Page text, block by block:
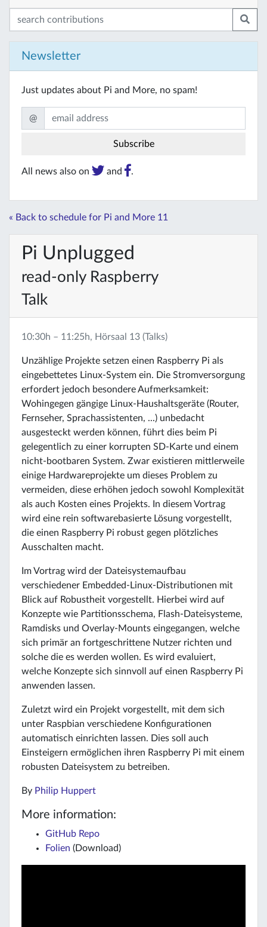
Newsletter
Just updates about Pi and More, no spam!
@
All news also on and .
« Back to schedule for Pi and More 11
Pi Unplugged
read-only Raspberry
Talk
10:30h – 11:25h, Hörsaal 13 (Talks)
Unzählige Projekte setzen einen Raspberry Pi als
eingebettetes Linux-System ein. Die Stromversorgung
erfordert jedoch besondere Aufmerksamkeit:
Wohingegen gängige Linux-Haushaltsgeräte (Router,
Fernseher, Sprachassistenten, ...) unbedacht
ausgesteckt werden können, führt dies beim Pi
gelegentlich zu einer korrupten SD-Karte und einem
nicht-bootbaren System. Zwar existieren mittlerweile
einige Hardwareprojekte um dieses Problem zu
vermeiden, diese erhöhen jedoch sowohl Komplexität
als auch Kosten eines Projekts. In diesem Vortrag
wird eine rein softwarebasierte Lösung vorgestellt,
die einen Raspberry Pi robust gegen plötzliches
Ausschalten macht.
Im Vortrag wird der Dateisystemaufbau
verschiedener Embedded-Linux-Distributionen mit
Blick auf Robustheit vorgestellt. Hierbei wird auf
Konzepte wie Partitionsschema, Flash-Dateisysteme,
Ramdisks und Overlay-Mounts eingegangen, welche
sich primär an fortgeschrittene Nutzer richten und
solche die es werden wollen. Es wird evaluiert,
welche Konzepte sich sinnvoll auf einen Raspberry Pi
anwenden lassen.
Zuletzt wird ein Projekt vorgestellt, mit dem sich
unter Raspbian verschiedene Konfigurationen
automatisch einrichten lassen. Dies soll auch
Einsteigern ermöglichen ihren Raspberry Pi mit einem
robusten Dateisystem zu betreiben.
By Philip Huppert
More information:
GitHub Repo
Folien (Download)